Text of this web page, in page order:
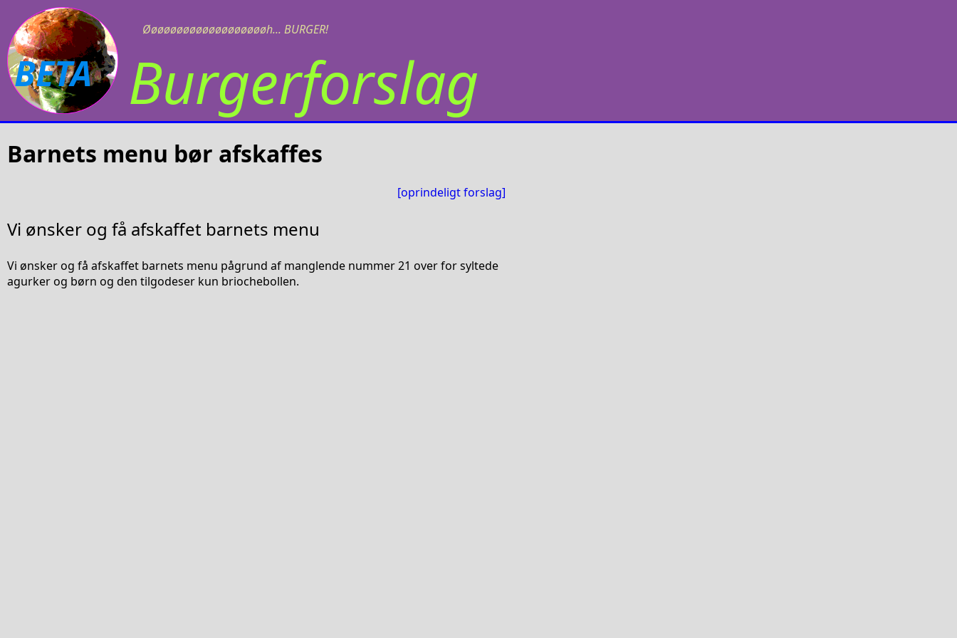
Øøøøøøøøøøøøøøøøøøøh... BURGER!
BETA Burgerforslag
Barnets menu bør afskaffes
[oprindeligt forslag]
Vi ønsker og få afskaffet barnets menu
Vi ønsker og få afskaffet barnets menu pågrund af manglende nummer 21 over for syltede
agurker og børn og den tilgodeser kun briochebollen.